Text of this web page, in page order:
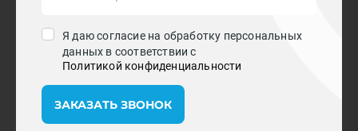
Я даю согласие на обработку персональных
данных в соответствии с
Политикой конфиденциальности
ЗАКАЗАТЬ ЗВОНОК